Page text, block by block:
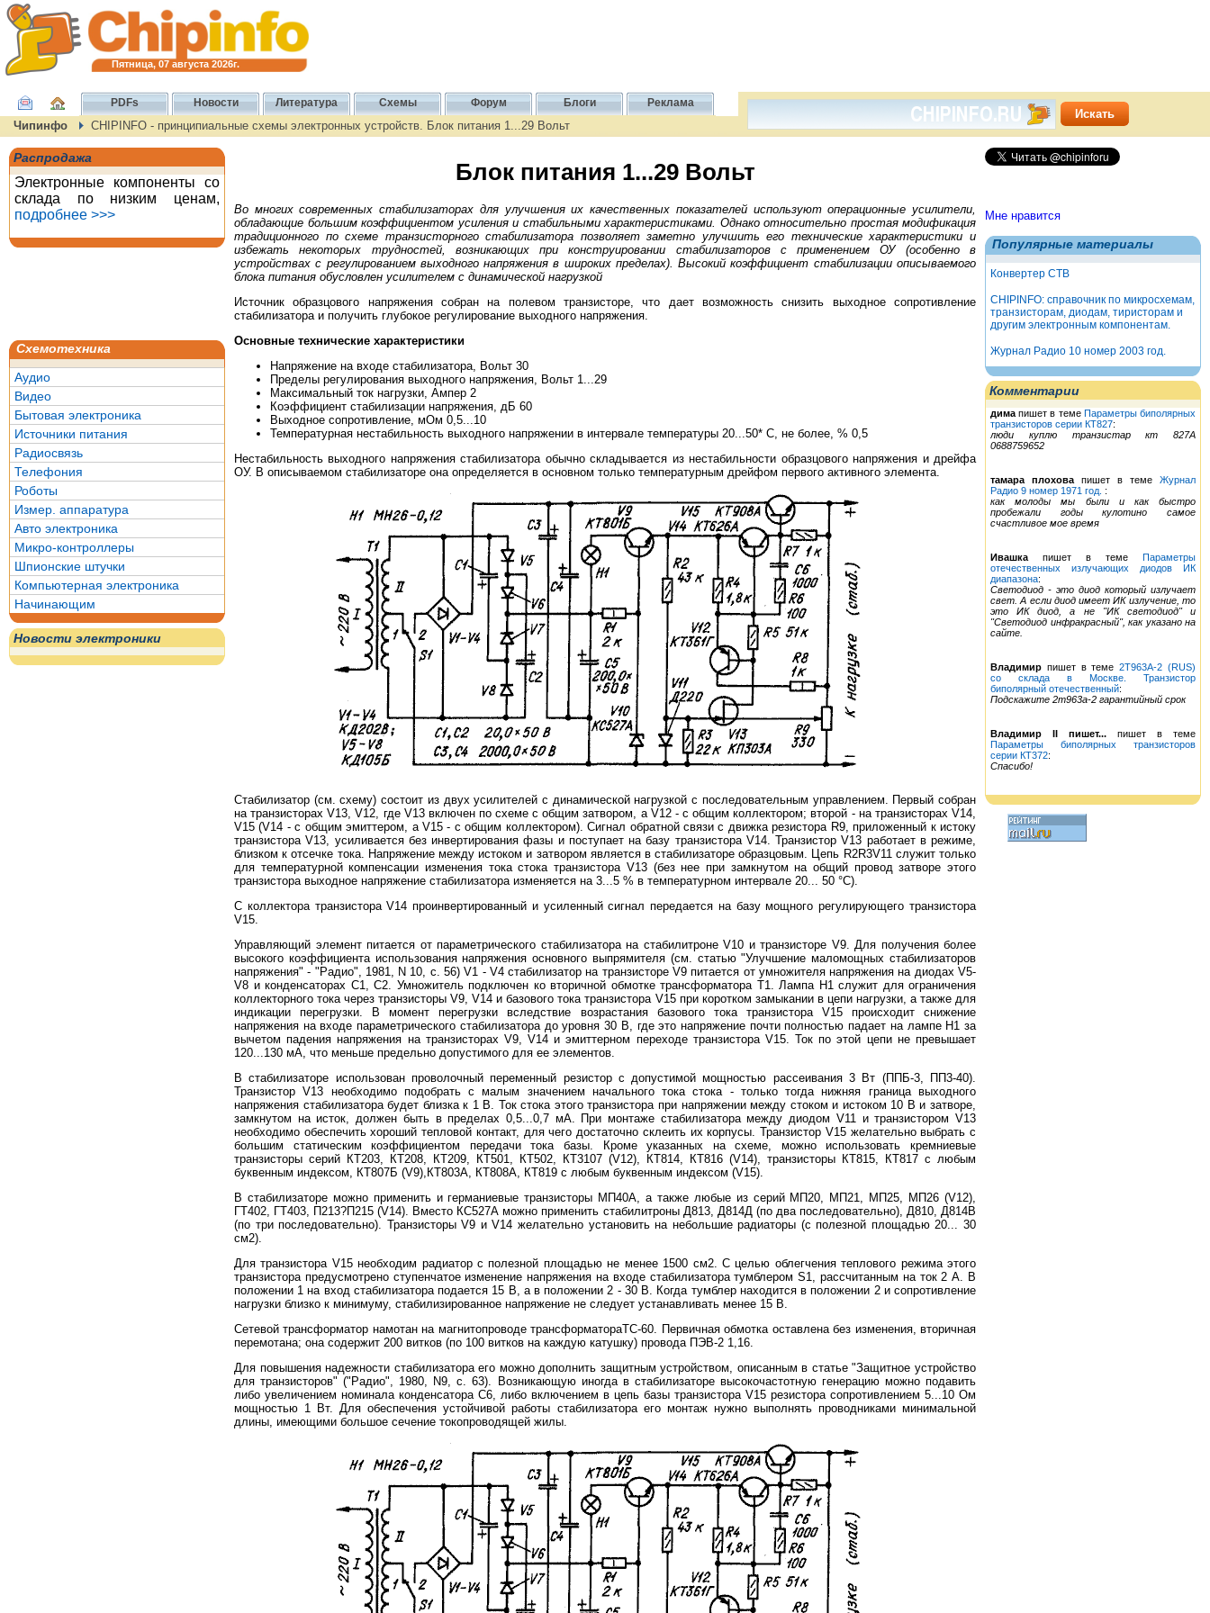
Пятница, 07 августа 2026г.
PDFs Новости Литература Схемы Форум Блоги Реклама
Чипинфо CHIPINFO - принципиальные схемы электронных устройств. Блок питания 1...29 Вольт
Распродажа
Электронные компоненты со
склада по низким ценам,
подробнее >>>
Схемотехника
Аудио
Видео
Бытовая электроника
Источники питания
Радиосвязь
Телефония
Роботы
Измер. аппаратура
Авто электроника
Микро-контроллеры
Шпионские штучки
Компьютерная электроника
Начинающим
Новости электроники
Мне нравится
Популярные материалы
Конвертер СТВ
CHIPINFO: справочник по микросхемам,
транзисторам, диодам, тиристорам и
другим электронным компонентам.
Журнал Радио 10 номер 2003 год.
Комментарии
дима пишет в теме Параметры биполярных
транзисторов серии КТ827:
люди куплю транзистар кт 827А
0688759652
тамара плохова пишет в теме Журнал
Радио 9 номер 1971 год. :
как молоды мы были и как быстро
пробежали годы кулотино самое
счастливое мое время
Ивашка пишет в теме Параметры
отечественных излучающих диодов ИК
диапазона:
Светодиод - это диод который излучает
свет. А если диод имеет ИК излучение, то
это ИК диод, а не "ИК светодиод" и
"Светодиод инфракрасный", как указано на
сайте.
Владимир пишет в теме2Т963А-2 (RUS)
со склада в Москве. Транзистор
биполярный отечественный:
Подскажите 2т963а-2 гарантийный срок
Владимир II пишет... пишет в теме
Параметры биполярных транзисторов
серии КТ372:
Спасибо!
Блок питания 1...29 Вольт
Во многих современных стабилизаторах для улучшения их качественных показателей используют операционные усилители,
обладающие большим коэффициентом усиления и стабильными характеристиками. Однако относительно простая модификация
традиционного по схеме транзисторного стабилизатора позволяет заметно улучшить его технические характеристики и
избежать некоторых трудностей, возникающих при конструировании стабилизаторов с применением ОУ (особенно в
устройствах с регулированием выходного напряжения в широких пределах). Высокий коэффициент стабилизации описываемого
блока питания обусловлен усилителем с динамической нагрузкой
Источник образцового напряжения собран на полевом транзисторе, что дает возможность снизить выходное сопротивление
стабилизатора и получить глубокое регулирование выходного напряжения.
Основные технические характеристики
Напряжение на входе стабилизатора, Вольт 30
Пределы регулирования выходного напряжения, Вольт 1...29
Максимальный ток нагрузки, Ампер 2
Коэффициент стабилизации напряжения, дБ 60
Выходное сопротивление, мОм 0,5...10
Температурная нестабильность выходного напряжении в интервале температуры 20...50* С, не более, % 0,5
Нестабильность выходного напряжения стабилизатора обычно складывается из нестабильности образцового напряжения и дрейфа
ОУ. В описываемом стабилизаторе она определяется в основном только температурным дрейфом первого активного элемента.
Стабилизатор (см. схему) состоит из двух усилителей с динамической нагрузкой с последовательным управлением. Первый собран
на транзисторах V13, V12, где V13 включен по схеме с общим затвором, а V12 - с общим коллектором; второй - на транзисторах V14,
V15 (V14 - с общим эмиттером, а V15 - с общим коллектором). Сигнал обратной связи с движка резистора R9, приложенный к истоку
транзистора V13, усиливается без инвертирования фазы и поступает на базу транзистора V14. Транзистор V13 работает в режиме,
близком к отсечке тока. Напряжение между истоком и затвором является в стабилизаторе образцовым. Цепь R2R3V11 служит только
для температурной компенсации изменения тока стока транзистора V13 (без нее при замкнутом на общий провод затворе этого
транзистора выходное напряжение стабилизатора изменяется на 3...5 % в температурном интервале 20... 50 °С).
С коллектора транзистора V14 проинвертированный и усиленный сигнал передается на базу мощного регулирующего транзистора
V15.
Управляющий элемент питается от параметрического стабилизатора на стабилитроне V10 и транзисторе V9. Для получения более
высокого коэффициента использования напряжения основного выпрямителя (см. статью "Улучшение маломощных стабилизаторов
напряжения" - "Радио", 1981, N 10, с. 56) V1 - V4 стабилизатор на транзисторе V9 питается от умножителя напряжения на диодах V5-
V8 и конденсаторах С1, С2. Умножитель подключен ко вторичной обмотке трансформатора Т1. Лампа Н1 служит для ограничения
коллекторного тока через транзисторы V9, V14 и базового тока транзистора V15 при коротком замыкании в цепи нагрузки, а также для
индикации перегрузки. В момент перегрузки вследствие возрастания базового тока транзистора V15 происходит снижение
напряжения на входе параметрического стабилизатора до уровня 30 В, где это напряжение почти полностью падает на лампе Н1 за
вычетом падения напряжения на транзисторах V9, V14 и эмиттерном переходе транзистора V15. Ток по этой цепи не превышает
120...130 мА, что меньше предельно допустимого для ее элементов.
В стабилизаторе использован проволочный переменный резистор с допустимой мощностью рассеивания 3 Вт (ППБ-3, ПП3-40).
Транзистор V13 необходимо подобрать с малым значением начального тока стока - только тогда нижняя граница выходного
напряжения стабилизатора будет близка к 1 В. Ток стока этого транзистора при напряжении между стоком и истоком 10 В и затворе,
замкнутом на исток, должен быть в пределах 0,5...0,7 мА. При монтаже стабилизатора между диодом V11 и транзистором V13
необходимо обеспечить хороший тепловой контакт, для чего достаточно склеить их корпусы. Транзистор V15 желательно выбрать с
большим статическим коэффициентом передачи тока базы. Кроме указанных на схеме, можно использовать кремниевые
транзисторы серий КТ203, КТ208, КТ209, КТ501, КТ502, КТ3107 (V12), КТ814, КТ816 (V14), транзисторы КТ815, КТ817 с любым
буквенным индексом, КТ807Б (V9),КТ803А, КТ808А, КТ819 с любым буквенным индексом (V15).
В стабилизаторе можно применить и германиевые транзисторы МП40А, а также любые из серий МП20, МП21, МП25, МП26 (V12),
ГТ402, ГТ403, П213?П215 (V14). Вместо КС527А можно применить стабилитроны Д813, Д814Д (по два последовательно), Д810, Д814В
(по три последовательно). Транзисторы V9 и V14 желательно установить на небольшие радиаторы (с полезной площадью 20... 30
см2).
Для транзистора V15 необходим радиатор с полезной площадью не менее 1500 см2. С целью облегчения теплового режима этого
транзистора предусмотрено ступенчатое изменение напряжения на входе стабилизатора тумблером S1, рассчитанным на ток 2 А. В
положении 1 на вход стабилизатора подается 15 В, а в положении 2 - 30 В. Когда тумблер находится в положении 2 и сопротивление
нагрузки близко к минимуму, стабилизированное напряжение не следует устанавливать менее 15 В.
Сетевой трансформатор намотан на магнитопроводе трансформатораТС-60. Первичная обмотка оставлена без изменения, вторичная
перемотана; она содержит 200 витков (по 100 витков на каждую катушку) провода ПЭВ-2 1,16.
Для повышения надежности стабилизатора его можно дополнить защитным устройством, описанным в статье "Защитное устройство
для транзисторов" ("Радио", 1980, N9, с. 63). Возникающую иногда в стабилизаторе высокочастотную генерацию можно подавить
либо увеличением номинала конденсатора С6, либо включением в цепь базы транзистора V15 резистора сопротивлением 5...10 Ом
мощностью 1 Вт. Для обеспечения устойчивой работы стабилизатора его монтаж нужно выполнять проводниками минимальной
длины, имеющими большое сечение токопроводящей жилы.